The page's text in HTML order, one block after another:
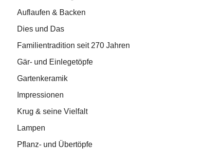
Auflaufen & Backen
Dies und Das
Familientradition seit 270 Jahren
Gär- und Einlegetöpfe
Gartenkeramik
Impressionen
Krug & seine Vielfalt
Lampen
Pflanz- und Übertöpfe